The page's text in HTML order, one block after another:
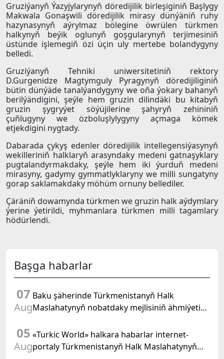
Gruziýanyň Ýazyjylarynyň döredijilik birleşiginiň Başlygy
Makwala Gonaşwili döredijilik mirasy dünýäniň ruhy
hazynasynyň aýrylmaz bölegine öwrülen türkmen
halkynyň beýik oglunyň goşgularynyň terjimesiniň
üstünde işlemegiň özi üçin uly mertebe bolandygyny
belledi.
Gruziýanyň Tehniki uniwersitetiniň rektory
D.Gurgenidze Magtymguly Pyragynyň döredijiliginiň
bütin dünýäde tanalýandygyny we oňa ýokary bahanyň
berilýändigini, şeýle hem gruzin dilindäki bu kitabyň
gruzin şygryýet söýüjilerine şahyryň zehininiň
çuňlugyny we özboluşlylygyny açmaga kömek
etjekdigini nygtady.
Dabarada çykyş edenler döredijilik intellegensiýasynyň
wekilleriniň halklaryň arasyndaky medeni gatnaşyklary
pugtalandyrmakdaky, şeýle hem iki ýurduň medeni
mirasyny, gadymy gymmatlyklaryny we milli sungatyny
gorap saklamakdaky möhüm ornuny bellediler.
Çäräniň dowamynda türkmen we gruzin halk aýdymlary
ýerine ýetirildi, myhmanlara türkmen milli tagamlary
hödürlendi.
Başga habarlar
07
Aug
Baku şäherinde Türkmenistanyň Halk
Maslahatynyň nobatdaky mejlisiniň ähmiýetine
Kararnamasyna bagyşlanan maslahat geçirildi
05
Aug
«Turkic World» halkara habarlar internet-
portaly Türkmenistanyň Halk Maslahatynyň